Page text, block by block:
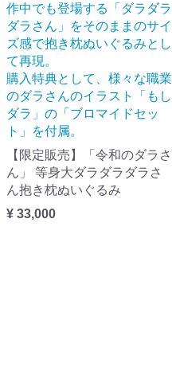
作中でも登場する「ダラダラ
ダラさん」をそのままのサイ
ズ感で抱き枕ぬいぐるみとし
て再現。
購入特典として、様々な職業
のダラさんのイラスト「もし
ダラ」の「ブロマイドセッ
ト」を付属。
【限定販売】「令和のダラさ
ん」 等身大ダラダラダラさ
ん抱き枕ぬいぐるみ
¥ 33,000